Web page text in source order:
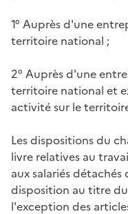
1° Auprès d'une
territoire national ;
2° Auprès d'une
territoire national et
activité sur le
Les dispositions du
livre relatives au
aux salariés
disposition au titre
l'exception des